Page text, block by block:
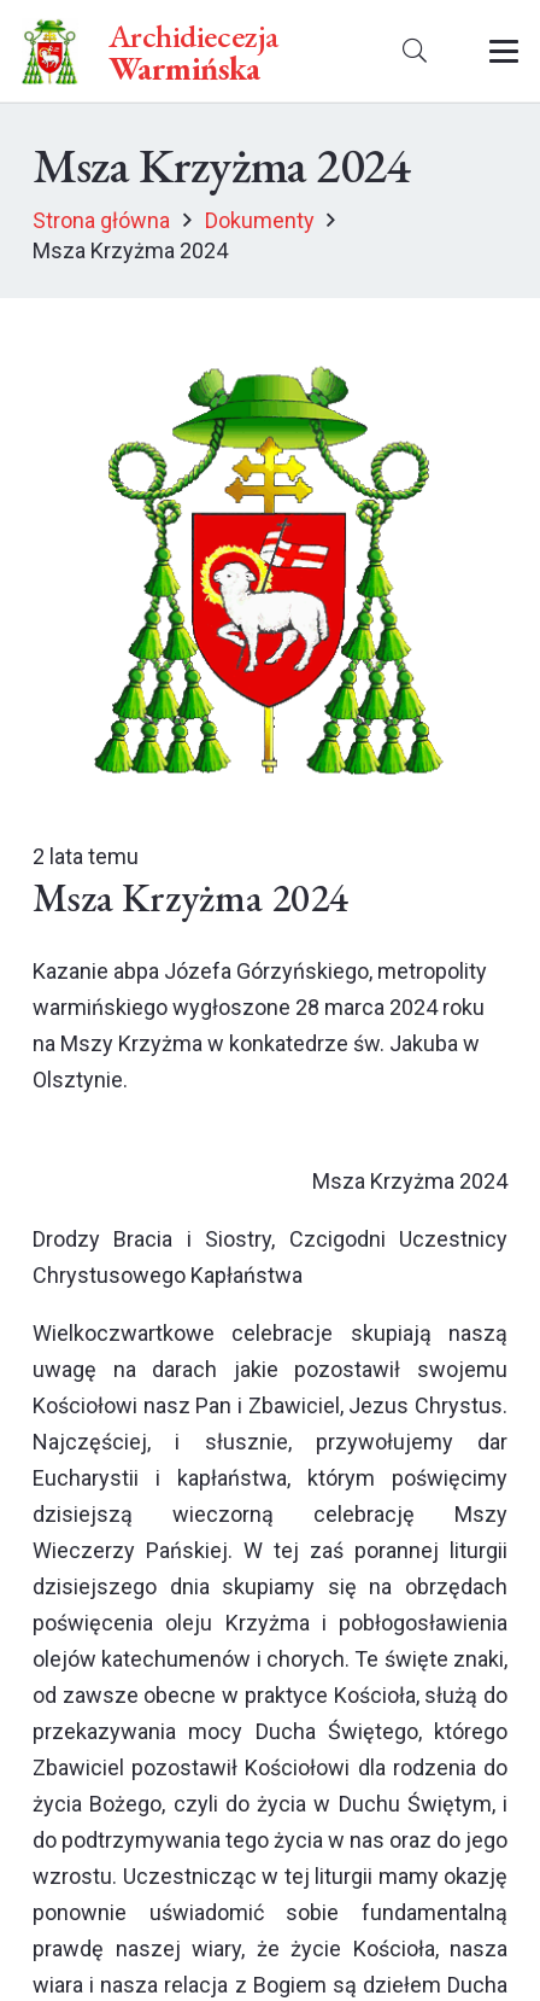
Archidiecezja
Warmińska
Msza Krzyżma 2024
Strona główna
Dokumenty
Msza Krzyżma 2024
2 lata temu
Msza Krzyżma 2024
Kazanie abpa Józefa Górzyńskiego, metropolity
warmińskiego wygłoszone 28 marca 2024 roku
na Mszy Krzyżma w konkatedrze św. Jakuba w
Olsztynie.
Msza Krzyżma 2024
Drodzy Bracia i Siostry, Czcigodni Uczestnicy
Chrystusowego Kapłaństwa
Wielkoczwartkowe celebracje skupiają naszą
uwagę na darach jakie pozostawił swojemu
Kościołowi nasz Pan i Zbawiciel, Jezus Chrystus.
Najczęściej, i słusznie, przywołujemy dar
Eucharystii i kapłaństwa, którym poświęcimy
dzisiejszą wieczorną celebrację Mszy
Wieczerzy Pańskiej. W tej zaś porannej liturgii
dzisiejszego dnia skupiamy się na obrzędach
poświęcenia oleju Krzyżma i pobłogosławienia
olejów katechumenów i chorych. Te święte znaki,
od zawsze obecne w praktyce Kościoła, służą do
przekazywania mocy Ducha Świętego, którego
Zbawiciel pozostawił Kościołowi dla rodzenia do
życia Bożego, czyli do życia w Duchu Świętym, i
do podtrzymywania tego życia w nas oraz do jego
wzrostu. Uczestnicząc w tej liturgii mamy okazję
ponownie uświadomić sobie fundamentalną
prawdę naszej wiary, że życie Kościoła, nasza
wiara i nasza relacja z Bogiem są dziełem Ducha